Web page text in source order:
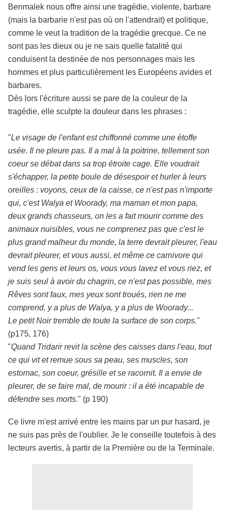
Benmalek nous offre ainsi une tragédie, violente, barbare
(mais la barbarie n'est pas où on l'attendrait) et politique,
comme le veut la tradition de la tragédie grecque. Ce ne
sont pas les dieux ou je ne sais quelle fatalité qui
conduisent la destinée de nos personnages mais les
hommes et plus particulièrement les Européens avides et
barbares.
Dès lors l'écriture aussi se pare de la couleur de la
tragédie, elle sculpte la douleur dans les phrases :
"Le visage de l'enfant est chiffonné comme une étoffe
usée. Il ne pleure pas. Il a mal à la poitrine, tellement son
coeur se débat dans sa trop étroite cage. Elle voudrait
s'échapper, la petite boule de désespoir et hurler à leurs
oreilles : voyons, ceux de la caisse, ce n'est pas n'importe
qui, c'est Walya et Woorady, ma maman et mon papa,
deux grands chasseurs, on les a fait mourir comme des
animaux nuisibles, vous ne comprenez pas que c'est le
plus grand malheur du monde, la terre devrait pleurer, l'eau
devrait pleurer, et vous aussi, et même ce carnivore qui
vend les gens et leurs os, vous vous lavez et vous riez, et
je suis seul à avoir du chagrin, ce n'est pas possible, mes
Rêves sont faux, mes yeux sont troués, rien ne me
comprend, y a plus de Walya, y a plus de Woorady...
Le petit Noir tremble de toute la surface de son corps."
(p175, 176)
"Quand Tridarir revit la scène des caisses dans l'eau, tout
ce qui vit et remue sous sa peau, ses muscles, son
estomac, son coeur, grésille et se racornit. Il a envie de
pleurer, de se faire mal, de mourir : il a été incapable de
défendre ses morts." (p 190)
Ce livre m'est arrivé entre les mains par un pur hasard, je
ne suis pas près de l'oublier. Je le conseille toutefois à des
lecteurs avertis, à partir de la Première ou de la Terminale.